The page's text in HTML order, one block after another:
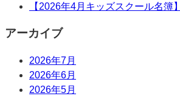
【2026年4月キッズスクール名簿】
アーカイブ
2026年7月
2026年6月
2026年5月